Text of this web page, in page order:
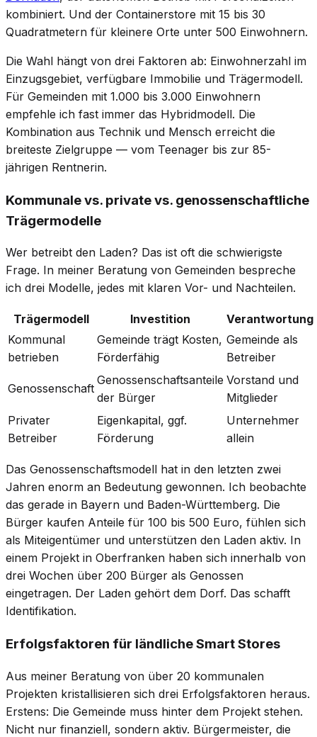
kombiniert. Und der Containerstore mit 15 bis 30
Quadratmetern für kleinere Orte unter 500 Einwohnern.
Die Wahl hängt von drei Faktoren ab: Einwohnerzahl im
Einzugsgebiet, verfügbare Immobilie und Trägermodell.
Für Gemeinden mit 1.000 bis 3.000 Einwohnern
empfehle ich fast immer das Hybridmodell. Die
Kombination aus Technik und Mensch erreicht die
breiteste Zielgruppe — vom Teenager bis zur 85-
jährigen Rentnerin.
Kommunale vs. private vs. genossenschaftliche
Trägermodelle
Wer betreibt den Laden? Das ist oft die schwierigste
Frage. In meiner Beratung von Gemeinden bespreche
ich drei Modelle, jedes mit klaren Vor- und Nachteilen.
Trägermodell Investition Verantwortung
Kommunal
betrieben
Gemeinde trägt Kosten,
Förderfähig
Gemeinde als
Betreiber
Genossenschaft
Genossenschaftsanteile
der Bürger
Vorstand und
Mitglieder
Privater
Betreiber
Eigenkapital, ggf.
Förderung
Unternehmer
allein
Das Genossenschaftsmodell hat in den letzten zwei
Jahren enorm an Bedeutung gewonnen. Ich beobachte
das gerade in Bayern und Baden-Württemberg. Die
Bürger kaufen Anteile für 100 bis 500 Euro, fühlen sich
als Miteigentümer und unterstützen den Laden aktiv. In
einem Projekt in Oberfranken haben sich innerhalb von
drei Wochen über 200 Bürger als Genossen
eingetragen. Der Laden gehört dem Dorf. Das schafft
Identifikation.
Erfolgsfaktoren für ländliche Smart Stores
Aus meiner Beratung von über 20 kommunalen
Projekten kristallisieren sich drei Erfolgsfaktoren heraus.
Erstens: Die Gemeinde muss hinter dem Projekt stehen.
Nicht nur finanziell, sondern aktiv. Bürgermeister, die